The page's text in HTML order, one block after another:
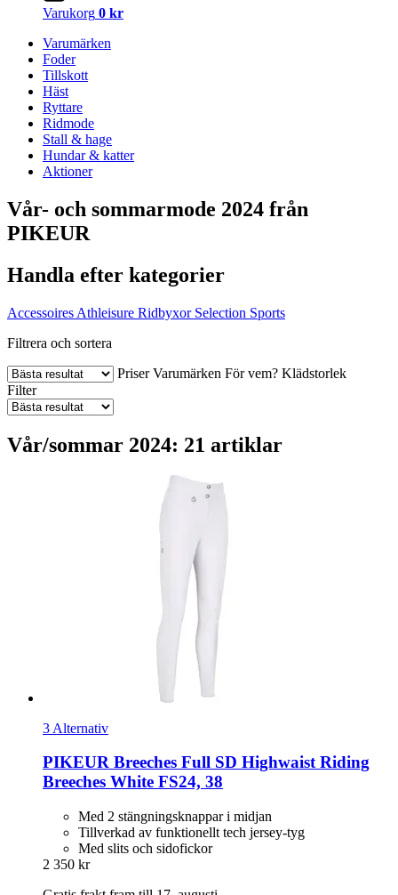
Varukorg 0 kr
Varumärken
Foder
Tillskott
Häst
Ryttare
Ridmode
Stall & hage
Hundar & katter
Aktioner
Vår- och sommarmode 2024 från
PIKEUR
Handla efter kategorier
Accessoires Athleisure Ridbyxor Selection Sports
Filtrera och sortera
Priser Varumärken För vem? Klädstorlek
Filter
Vår/sommar 2024: 21 artiklar
3 Alternativ
PIKEUR Breeches Full SD Highwaist Riding
Breeches White FS24, 38
Med 2 stängningsknappar i midjan
Tillverkad av funktionellt tech jersey-tyg
Med slits och sidofickor
2 350 kr